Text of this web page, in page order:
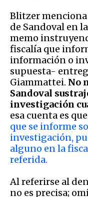
Blitzer
de Sandoval en
memo
fiscalía que
información o
supuesta-
Giammattei. No
Sandoval
investigación
esa cuenta es que
que se informe
investigación,
alguno en la
referida.
Al referirse al
no es precisa;